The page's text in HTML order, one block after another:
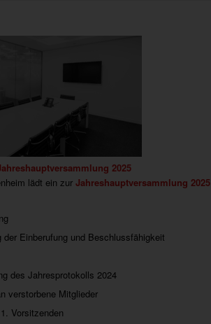
2025
lädt ein zur Jahreshauptversammlung 2025
der Einberufung und Beschlussfähigkeit
des Jahresprotokolls 2024
verstorbene Mitglieder
Vorsitzenden